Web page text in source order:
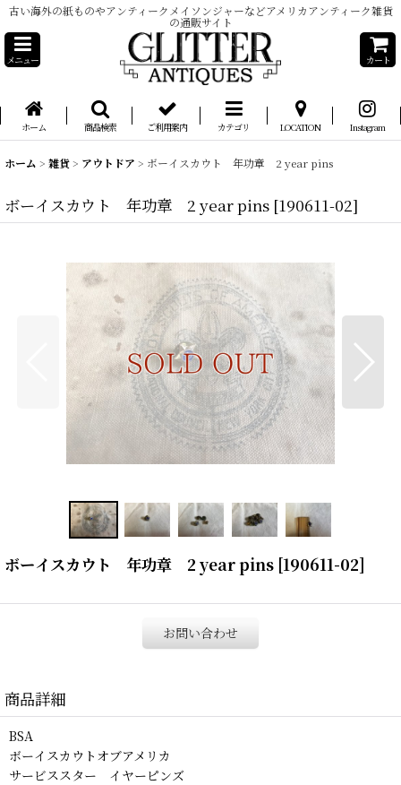
古い海外の紙ものやアンティークメイソンジャーなどアメリカアンティーク雑貨
の通販サイト
メニュー カート
ホーム 商品検索 ご利用案内 カテゴリ LOCATION Instagram
ホーム > 雑貨> アウトドア > ボーイスカウト 年功章 2 year pins
ボーイスカウト 年功章 2 year pins [190611-02]
ボーイスカウト 年功章 2 year pins [190611-02]
お問い合わせ
商品詳細
BSA
ボーイスカウトオブアメリカ
サービススター イヤーピンズ